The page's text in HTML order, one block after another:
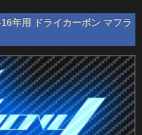
年用 ドライカーボン マフラ